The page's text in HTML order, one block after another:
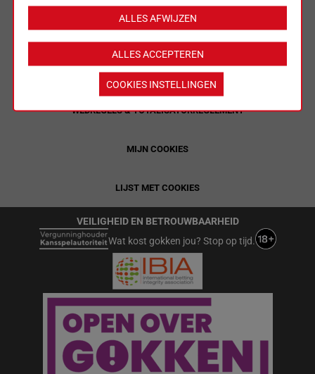
LIMIETEN & SESSIEDETAILS
ALGEMENE VOORWAARDEN
WEDREGELS & TOTALISATORREGLEMENT
MIJN COOKIES
LIJST MET COOKIES
VEILIGHEID EN BETROUWBAARHEID
Wat kost gokken jou? Stop op tijd.
ALLES ACCEPTEREN
ALLES AFWIJZEN
COOKIES INSTELLINGEN